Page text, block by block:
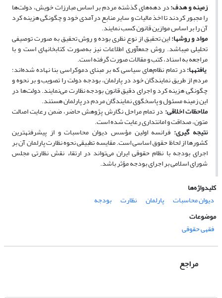
زمینه و هدف:در دهه‌های گذشته مردم بر اساس مبارزات خویش، دولت‌ها
را مجبور کردند تا اخذ مالیات و سایر منابع درآمدی خود و چگونگی هزینه کرد
آن را بر اساس موازین قانون کسب نمایند.
مواد و روشها:این تحقیق از نوع نظری بوده و ‌روش تحقیق به صورت توصیفی
تحلیلی می‏باشد. روش جمع‏آوری اطلاعات نیز به‌صورت کتابخانه‏ای است و با
مراجعه به اسناد، کتب و مقالات صورت گرفته است.
یافتهها:در تمام نظام‌های سیاسی که بر مبنای دموکراسی بنا نهاده شده‌اند؛
مردم از طریق نمایندگان خود در پارلمان، بودجه دولت را تصویب و بر نحوه و
چگونگی هزینه کرد و اجرای دقیق قانون بودجه نظارت می‌نمایند. دولت‌ها در
این زمینه مسئول و پاسخگوی نمایندگان مردم در پارلمان هستند.
ملاحظات اخلاقی: در تمام مراحل نگارش پژوهش حاضر، ضمن رعایت اصالت
متون، صداقت و امانت­داری رعایت شده است.
نتیجه­ گیری­: فرانسه اولین مؤسس دیوان محاسبات و از پیشرفته­ترین
کشورها از لحاظ حقوق اساسی است. مقایسه تطبیقی نحوه نظارت پارلمان آن بر
اجرای بودجه با نظام حقوقی ایران می‌تواند در ارتقاء نقش نظارتی مجلس
شورای اسلامی بر اجرای بودجه مؤثر باشد.
کلیدواژه‌ها
دیوان محاسبات
پارلمان نظارت
بودجه
موضوعات
فقهی حقوقی
مراجع